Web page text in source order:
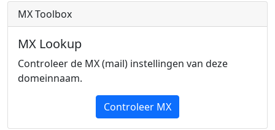
MX Toolbox
MX Lookup
Controleer de MX (mail) instellingen van deze
domeinnaam.
Controleer MX